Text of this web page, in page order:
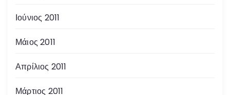
Ιούνιος 2011
Μάιος 2011
Απρίλιος 2011
Μάρτιος 2011